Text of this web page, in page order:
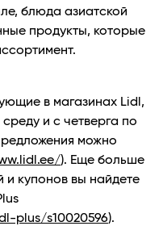
блюда азиатской
продукты, которые
в магазинах Lidl,
и с четверга по
можно
). Еще больше
и купонов вы найдете
plus/s10020596).